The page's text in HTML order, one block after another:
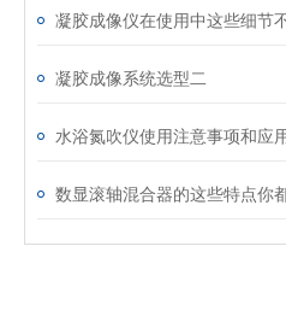
凝胶成像系统选型二